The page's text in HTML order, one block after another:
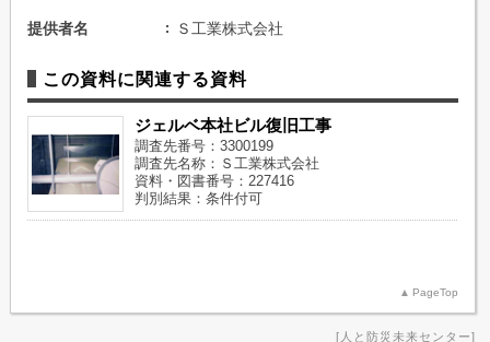
提供者名 Ｓ工業株式会社
この資料に関連する資料
ジェルベ本社ビル復旧工事
調査先番号：3300199
調査先名称：Ｓ工業株式会社
資料・図書番号：227416
判別結果：条件付可
PageTop
人と防災未来センター